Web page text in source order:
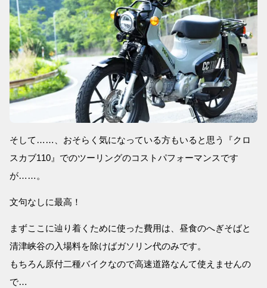
そして……、おそらく気になっている方もいると思う『クロ
スカブ110』でのツーリングのコストパフォーマンスです
が……。
文句なしに最高！
まずここに辿り着くために使った費用は、昼食のへぎそばと
清津峡谷の入場料を除けばガソリン代のみです。
もちろん原付二種バイクなので高速道路なんて使えませんの
で…